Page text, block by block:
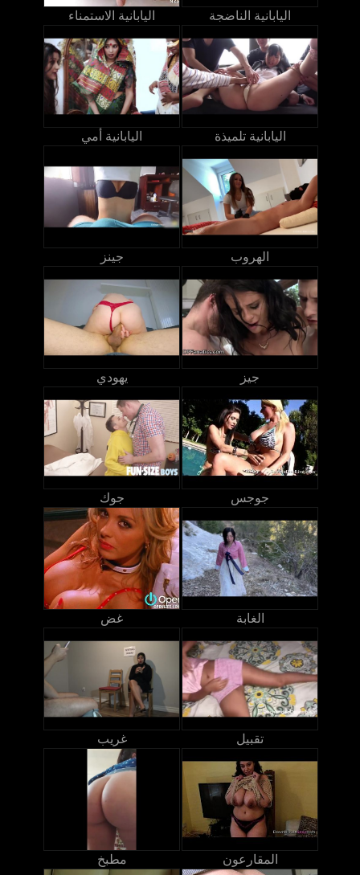
اليابانية الاستمناء اليابانية الناضجة
اليابانية أمي اليابانية تلميذة
جينز الهروب
يهودي جيز
جوك جوجس
غض الغابة
غريب تقبيل
مطبخ المقارعون